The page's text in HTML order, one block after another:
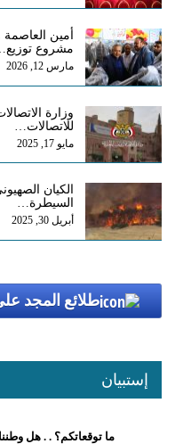
أمين
مشروع توزيع…
مارس 12, 2026
وزارة
للاتصالات…
مايو 17, 2025
الكيان
السيطرة…
أبريل 30, 2025
طلائع المجد
إستبيان
ما توقعاتكم؟ . . هل